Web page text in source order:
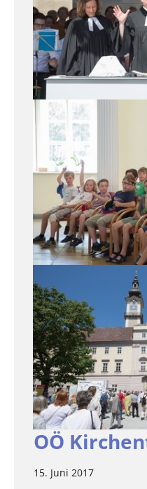
OÖ
15. Juni 2017